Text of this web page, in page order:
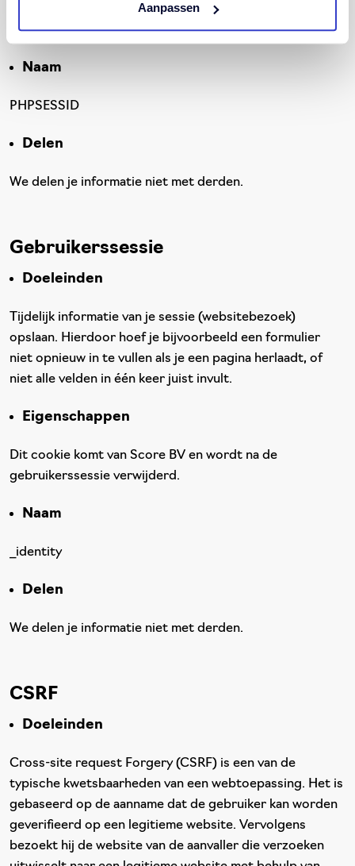
Aanpassen
Dit cookie komt van Score BV en wordt na de sessie
verwijderd.
Naam
PHPSESSID
Delen
We delen je informatie niet met derden.
Gebruikerssessie
Doeleinden
Tijdelijk informatie van je sessie (websitebezoek)
opslaan. Hierdoor hoef je bijvoorbeeld een formulier
niet opnieuw in te vullen als je een pagina herlaadt, of
niet alle velden in één keer juist invult.
Eigenschappen
Dit cookie komt van Score BV en wordt na de
gebruikerssessie verwijderd.
Naam
_identity
Delen
We delen je informatie niet met derden.
CSRF
Doeleinden
Cross-site request Forgery (CSRF) is een van de
typische kwetsbaarheden van een webtoepassing. Het is
gebaseerd op de aanname dat de gebruiker kan worden
geverifieerd op een legitieme website. Vervolgens
bezoekt hij de website van de aanvaller die verzoeken